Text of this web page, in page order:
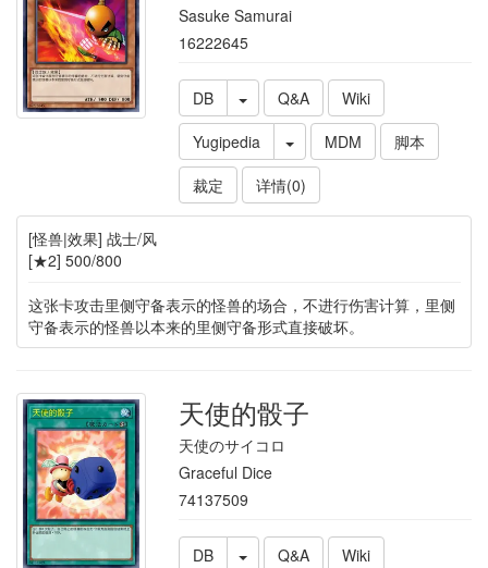
Sasuke Samurai
16222645
DB Q&A
Wiki
Yugipedia
MDM
脚本
裁定
详情(0)
[怪兽|效果] 战士/风
[★2] 500/800
这张卡攻击里侧守备表示的怪兽的场合，不进行伤害计算，里侧
守备表示的怪兽以本来的里侧守备形式直接破坏。
天使的骰子
天使のサイコロ
Graceful Dice
74137509
DB Q&A
Wiki